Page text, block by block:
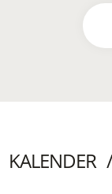
KALENDER